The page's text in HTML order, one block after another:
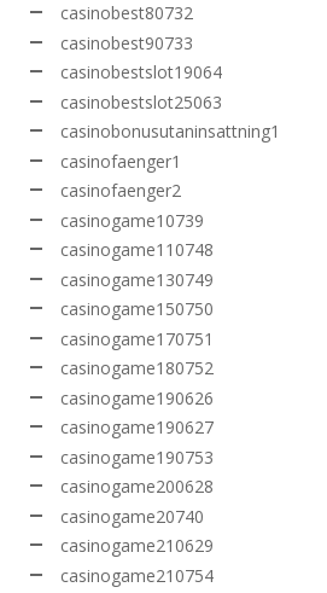
casinobest80732
casinobest90733
casinobestslot19064
casinobestslot25063
casinobonusutaninsattning1
casinofaenger1
casinofaenger2
casinogame10739
casinogame110748
casinogame130749
casinogame150750
casinogame170751
casinogame180752
casinogame190626
casinogame190627
casinogame190753
casinogame200628
casinogame20740
casinogame210629
casinogame210754